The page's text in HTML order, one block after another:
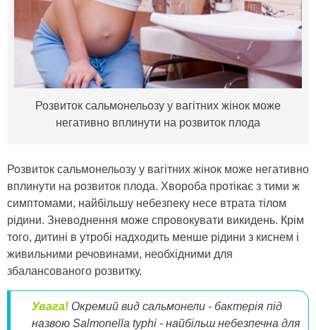
Розвиток сальмонельозу у вагітних жінок може
негативно вплинути на розвиток плода
Розвиток сальмонельозу у вагітних жінок може негативно
вплинути на розвиток плода. Хвороба протікає з тими ж
симптомами, найбільшу небезпеку несе втрата тілом
рідини. Зневоднення може спровокувати викидень. Крім
того, дитині в утробі надходить менше рідини з киснем і
живильними речовинами, необхідними для
збалансованого розвитку.
Увага! Окремий вид сальмонели - бактерія під
назвою Salmonella typhi - найбільш небезпечна для